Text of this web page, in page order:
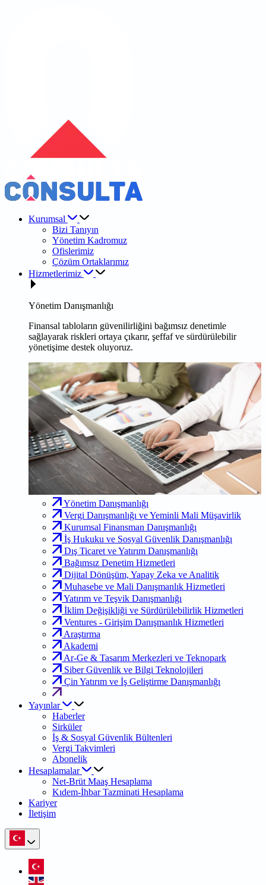
Kurumsal
Bizi Tanıyın
Yönetim Kadromuz
Ofislerimiz
Çözüm Ortaklarımız
Hizmetlerimiz
Yönetim Danışmanlığı
Finansal tabloların güvenilirliğini bağımsız denetimle
sağlayarak riskleri ortaya çıkarır, şeffaf ve sürdürülebilir
yönetişime destek oluyoruz.
Yönetim Danışmanlığı
Vergi Danışmanlığı ve Yeminli Mali Müşavirlik
Kurumsal Finansman Danışmanlığı
İş Hukuku ve Sosyal Güvenlik Danışmanlığı
Dış Ticaret ve Yatırım Danışmanlığı
Bağımsız Denetim Hizmetleri
Dijital Dönüşüm, Yapay Zeka ve Analitik
Muhasebe ve Mali Danışmanlık Hizmetleri
Yatırım ve Teşvik Danışmanlığı
İklim Değişikliği ve Sürdürülebilirlik Hizmetleri
Ventures - Girişim Danışmanlık Hizmetleri
Araştırma
Akademi
Ar-Ge & Tasarım Merkezleri ve Teknopark
Siber Güvenlik ve Bilgi Teknolojileri
Çin Yatırım ve İş Geliştirme Danışmanlığı
Yayınlar
Haberler
Sirküler
İş & Sosyal Güvenlik Bültenleri
Vergi Takvimleri
Abonelik
Hesaplamalar
Net-Brüt Maaş Hesaplama
Kıdem-İhbar Tazminati Hesaplama
Kariyer
İletişim